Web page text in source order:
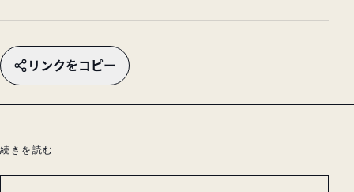
リンクをコピー
続きを読む